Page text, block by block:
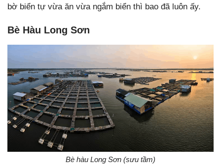
bờ biển tự vừa ăn vừa ngắm biển thì bao đã luôn ấy.
Bè Hàu Long Sơn
Bè hàu Long Sơn (sưu tầm)